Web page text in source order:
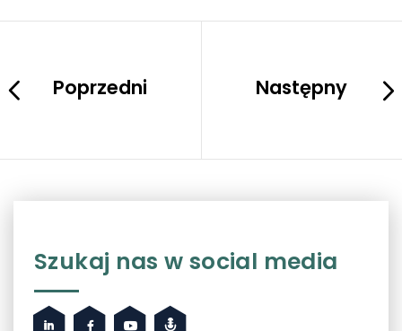
Poprzedni Następny
Szukaj nas w social media